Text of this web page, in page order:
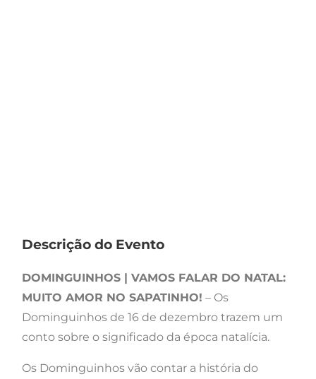
Descrição do Evento
DOMINGUINHOS | VAMOS FALAR DO NATAL:
MUITO AMOR NO SAPATINHO! – Os
Dominguinhos de 16 de dezembro trazem um
conto sobre o significado da época natalícia.
Os Dominguinhos vão contar a história do